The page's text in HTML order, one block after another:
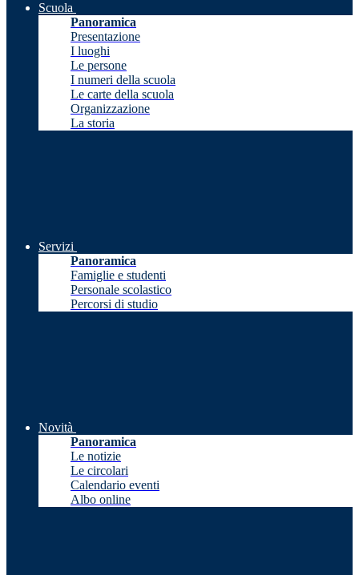
Scuola
Panoramica
Presentazione
I luoghi
Le persone
I numeri della scuola
Le carte della scuola
Organizzazione
La storia
Servizi
Panoramica
Famiglie e studenti
Personale scolastico
Percorsi di studio
Novità
Panoramica
Le notizie
Le circolari
Calendario eventi
Albo online